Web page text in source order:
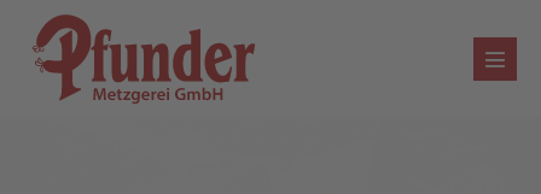
Inhalt
springen